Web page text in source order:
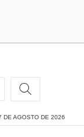
DE AGOSTO DE 2026